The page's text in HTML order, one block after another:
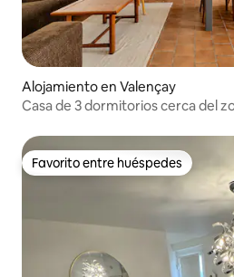
Alojamiento en Valençay
Casa de 3 dormitorios cerca del
Favorito entre huéspedes
Favorito entre huéspedes